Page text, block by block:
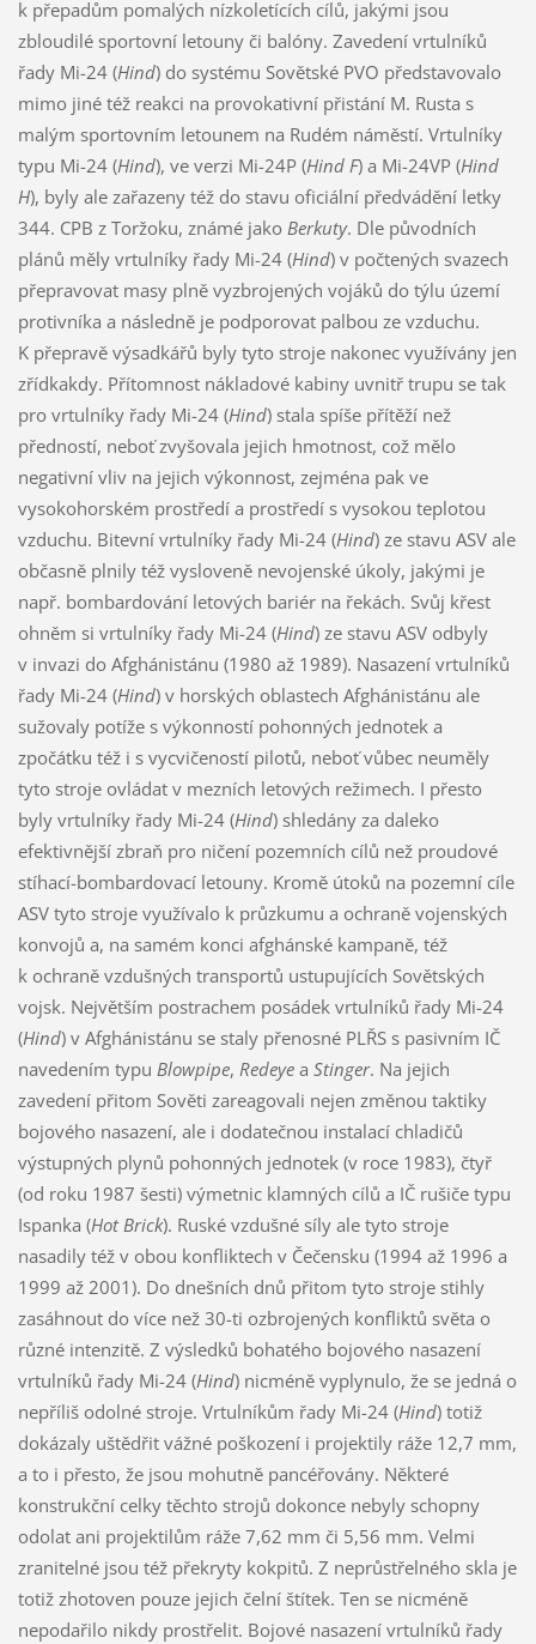
k přepadům pomalých nízkoletících cílů, jakými jsou
zbloudilé sportovní letouny či balóny. Zavedení vrtulníků
řady Mi-24 (Hind) do systému Sovětské PVO představovalo
mimo jiné též reakci na provokativní přistání M. Rusta s
malým sportovním letounem na Rudém náměstí. Vrtulníky
typu Mi-24 (Hind), ve verzi Mi-24P (Hind F) a Mi-24VP (Hind
H), byly ale zařazeny též do stavu oficiální předvádění letky
344. CPB z Toržoku, známé jako Berkuty. Dle původních
plánů měly vrtulníky řady Mi-24 (Hind) v počtených svazech
přepravovat masy plně vyzbrojených vojáků do týlu území
protivníka a následně je podporovat palbou ze vzduchu.
K přepravě výsadkářů byly tyto stroje nakonec využívány jen
zřídkakdy. Přítomnost nákladové kabiny uvnitř trupu se tak
pro vrtulníky řady Mi-24 (Hind) stala spíše přítěží než
předností, neboť zvyšovala jejich hmotnost, což mělo
negativní vliv na jejich výkonnost, zejména pak ve
vysokohorském prostředí a prostředí s vysokou teplotou
vzduchu. Bitevní vrtulníky řady Mi-24 (Hind) ze stavu ASV ale
občasně plnily též vysloveně nevojenské úkoly, jakými je
např. bombardování letových bariér na řekách. Svůj křest
ohněm si vrtulníky řady Mi-24 (Hind) ze stavu ASV odbyly
v invazi do Afghánistánu (1980 až 1989). Nasazení vrtulníků
řady Mi-24 (Hind) v horských oblastech Afghánistánu ale
sužovaly potíže s výkonností pohonných jednotek a
zpočátku též i s vycvičeností pilotů, neboť vůbec neuměly
tyto stroje ovládat v mezních letových režimech. I přesto
byly vrtulníky řady Mi-24 (Hind) shledány za daleko
efektivnější zbraň pro ničení pozemních cílů než proudové
stíhací-bombardovací letouny. Kromě útoků na pozemní cíle
ASV tyto stroje využívalo k průzkumu a ochraně vojenských
konvojů a, na samém konci afghánské kampaně, též
k ochraně vzdušných transportů ustupujících Sovětských
vojsk. Největším postrachem posádek vrtulníků řady Mi-24
(Hind) v Afghánistánu se staly přenosné PLŘS s pasivním IČ
navedením typu Blowpipe, Redeye a Stinger. Na jejich
zavedení přitom Sověti zareagovali nejen změnou taktiky
bojového nasazení, ale i dodatečnou instalací chladičů
výstupných plynů pohonných jednotek (v roce 1983), čtyř
(od roku 1987 šesti) výmetnic klamných cílů a IČ rušiče typu
Ispanka (Hot Brick). Ruské vzdušné síly ale tyto stroje
nasadily též v obou konfliktech v Čečensku (1994 až 1996 a
1999 až 2001). Do dnešních dnů přitom tyto stroje stihly
zasáhnout do více než 30-ti ozbrojených konfliktů světa o
různé intenzitě. Z výsledků bohatého bojového nasazení
vrtulníků řady Mi-24 (Hind) nicméně vyplynulo, že se jedná o
nepříliš odolné stroje. Vrtulníkům řady Mi-24 (Hind) totiž
dokázaly uštědřit vážné poškození i projektily ráže 12,7 mm,
a to i přesto, že jsou mohutně pancéřovány. Některé
konstrukční celky těchto strojů dokonce nebyly schopny
odolat ani projektilům ráže 7,62 mm či 5,56 mm. Velmi
zranitelné jsou též překryty kokpitů. Z neprůstřelného skla je
totiž zhotoven pouze jejich čelní štítek. Ten se nicméně
nepodařilo nikdy prostřelit. Bojové nasazení vrtulníků řady